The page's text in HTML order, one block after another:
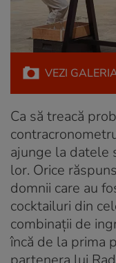
VEZI
Ca să treacă
ajunge la datele
lor. Orice
domnii care au
cocktailuri din
combinații de
încă de la prima